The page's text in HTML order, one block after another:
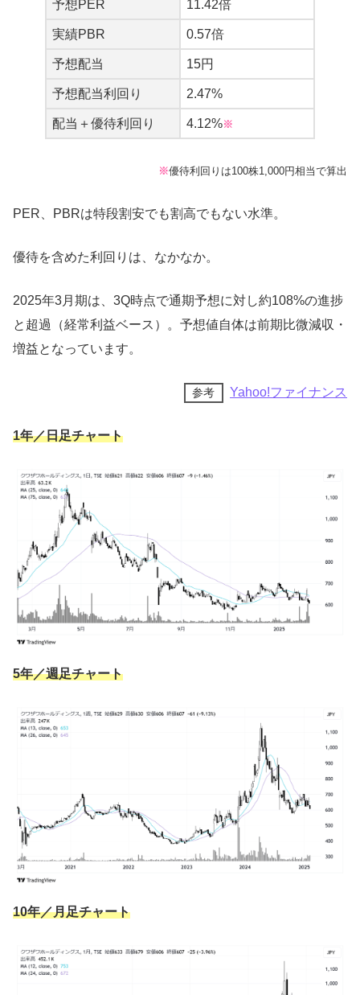
予想PER 11.42倍
実績PBR 0.57倍
予想配当 15円
予想配当利回り 2.47%
配当＋優待利回り 4.12%※
※優待利回りは100株1,000円相当で算出
PER、PBRは特段割安でも割高でもない水準。
優待を含めた利回りは、なかなか。
2025年3月期は、3Q時点で通期予想に対し約108%の進捗
と超過（経常利益ベース）。予想値自体は前期比微減収・
増益となっています。
参考 Yahoo!ファイナンス
1年／日足チャート
5年／週足チャート
10年／月足チャート